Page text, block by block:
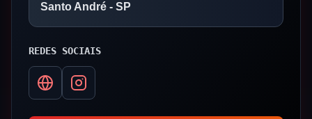
Santo André - SP
REDES SOCIAIS